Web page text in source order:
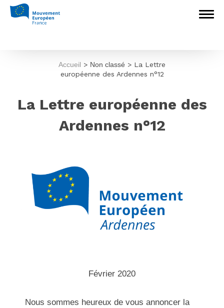
Accueil > Non classé > La Lettre
européenne des Ardennes n°12
La Lettre européenne des
Ardennes n°12
Février 2020
Nous sommes heureux de vous annoncer la